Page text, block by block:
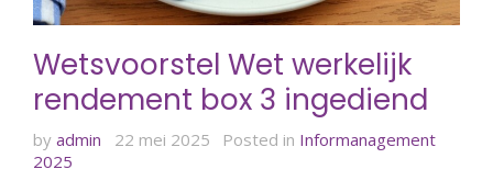
Wetsvoorstel Wet werkelijk
rendement box 3 ingediend
by admin 22 mei 2025 Posted in Informanagement
2025